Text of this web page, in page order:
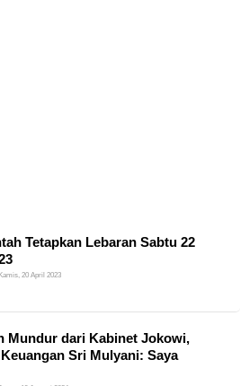
Tetapkan Lebaran Sabtu 22
20 April 2023
Mundur dari Kabinet Jokowi,
Sri Mulyani: Saya